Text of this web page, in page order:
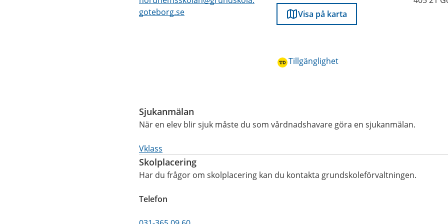
goteborg.se
Visa på karta
Tillgänglighet
Sjukanmälan
När en elev blir sjuk måste du som vårdnadshavare göra en sjukanmälan.
Vklass
Skolplacering
Har du frågor om skolplacering kan du kontakta grundskoleförvaltningen.
Telefon